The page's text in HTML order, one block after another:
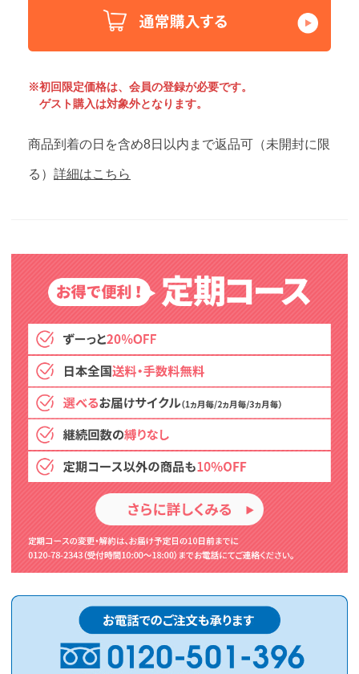
※初回限定価格は、会員の登録が必要です。
ゲスト購入は対象外となります。
商品到着の日を含め8日以内まで返品可（未開封に限
る）詳細はこちら